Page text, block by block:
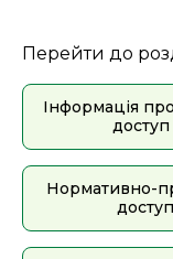
Перейти до
Інформація
доступ
Нормативно-